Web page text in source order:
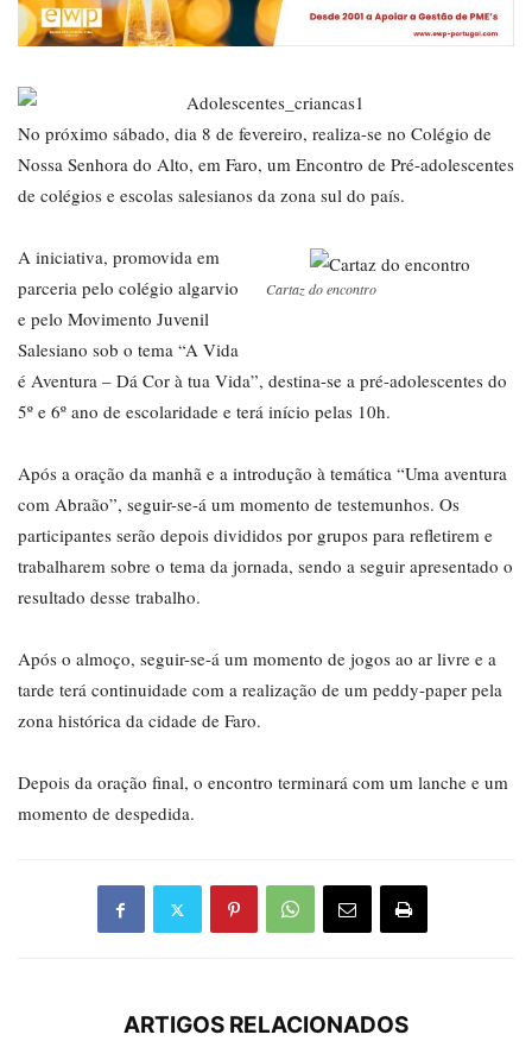
No próximo sábado, dia 8 de fevereiro, realiza-se no Colégio de
Nossa Senhora do Alto, em Faro, um Encontro de Pré-adolescentes
de colégios e escolas salesianos da zona sul do país.
Cartaz do encontro
A iniciativa, promovida em
parceria pelo colégio algarvio
e pelo Movimento Juvenil
Salesiano sob o tema “A Vida
é Aventura – Dá Cor à tua Vida”, destina-se a pré-adolescentes do
5º e 6º ano de escolaridade e terá início pelas 10h.
Após a oração da manhã e a introdução à temática “Uma aventura
com Abraão”, seguir-se-á um momento de testemunhos. Os
participantes serão depois divididos por grupos para refletirem e
trabalharem sobre o tema da jornada, sendo a seguir apresentado o
resultado desse trabalho.
Após o almoço, seguir-se-á um momento de jogos ao ar livre e a
tarde terá continuidade com a realização de um peddy-paper pela
zona histórica da cidade de Faro.
Depois da oração final, o encontro terminará com um lanche e um
momento de despedida.
ARTIGOS RELACIONADOS